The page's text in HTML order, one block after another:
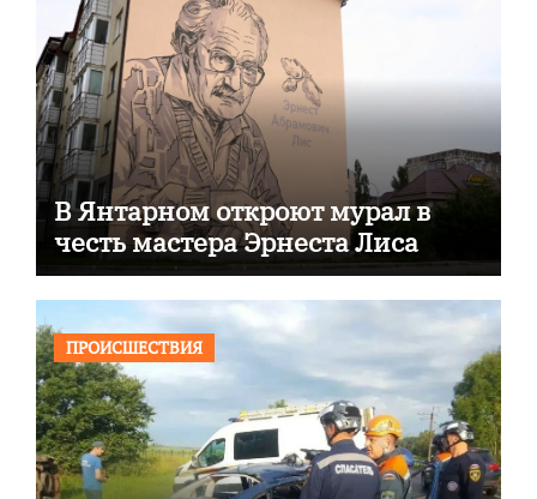
В Янтарном откроют мурал в
честь мастера Эрнеста Лиса
ПРОИСШЕСТВИЯ